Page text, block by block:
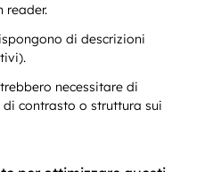
reader.
di descrizioni
necessitare di
contrasto o struttura sui